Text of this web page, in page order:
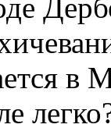
в